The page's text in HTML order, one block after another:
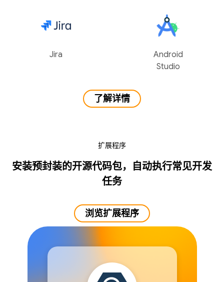
Jira
Android
Studio
了解详情
扩展程序
安装预封装的开源代码包，自动执行常见开发
任务
浏览扩展程序